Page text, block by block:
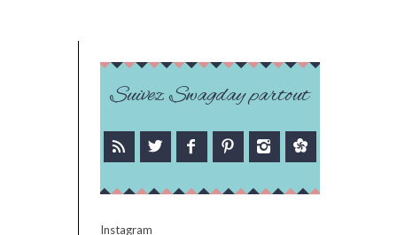
Suivez Swagday partout
Instagram